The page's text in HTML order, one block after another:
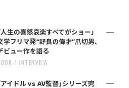
人生の喜怒哀楽すべてがショー」
学フリマ発“野良の偉才”爪切男、
ビュー作を語る
INTERVIEW
アイドル vs AV監督」シリーズ完